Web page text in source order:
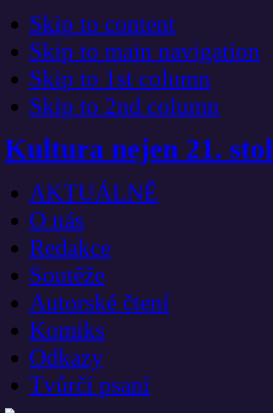
Skip to content
Skip to main navigation
Skip to 1st column
Skip to 2nd column
Kultura nejen 21.
AKTUÁLNĚ
O nás
Redakce
Soutěže
Autorské čtení
Komiks
Odkazy
Tvůrčí psaní